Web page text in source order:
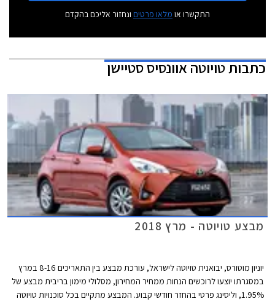
התקשרו או מלאו פרטים ונחזור אליכם בהקדם
כתבותטויוטה אוונסיס סטיישן
מבצע טויוטה - מרץ 2018
יוניון מוטורס, יבואנית טויוטה לישראל, עורכת מבצע בין התאריכים 8-16 במרץ
במסגרתו יוצעו לרוכשים הנחות ממחיר המחירון, מסלולי מימון בריבית מבצע של
1.95%, וליסינג פרטי בהחזר חודשי קבוע. המבצע מתקיים בכל סוכנויות טויוטה